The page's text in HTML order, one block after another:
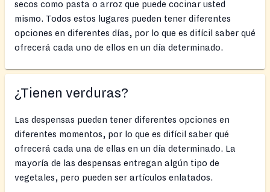
secos como pasta o arroz que puede cocinar usted
mismo. Todos estos lugares pueden tener diferentes
opciones en diferentes días, por lo que es difícil saber qué
ofrecerá cada uno de ellos en un día determinado.
¿Tienen verduras?
Las despensas pueden tener diferentes opciones en
diferentes momentos, por lo que es difícil saber qué
ofrecerá cada una de ellas en un día determinado. La
mayoría de las despensas entregan algún tipo de
vegetales, pero pueden ser artículos enlatados.